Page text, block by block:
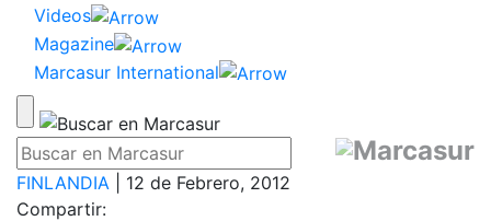
Videos
Magazine
Marcasur International
FINLANDIA | 12 de Febrero, 2012
Compartir: